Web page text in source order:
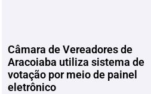
Câmara de Vereadores de
Aracoiaba utiliza sistema de
votação por meio de painel
eletrônico